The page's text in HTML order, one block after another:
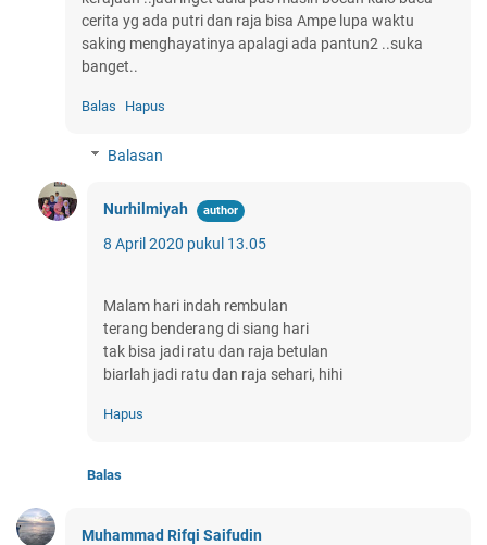
cerita yg ada putri dan raja bisa Ampe lupa waktu
saking menghayatinya apalagi ada pantun2 ..suka
banget..
Balas Hapus
Balasan
Nurhilmiyah
8 April 2020 pukul 13.05
Malam hari indah rembulan
terang benderang di siang hari
tak bisa jadi ratu dan raja betulan
biarlah jadi ratu dan raja sehari, hihi
Hapus
Balas
Muhammad Rifqi Saifudin